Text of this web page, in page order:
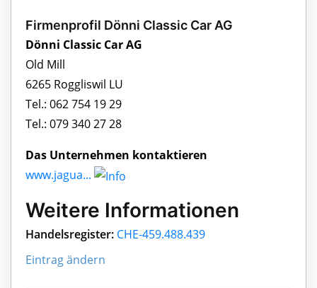
Firmenprofil Dönni Classic Car AG
Dönni Classic Car AG
Old Mill
6265 Roggliswil LU
Tel.: 062 754 19 29
Tel.: 079 340 27 28
Das Unternehmen kontaktieren
www.jagua...
Weitere Informationen
Handelsregister: CHE-459.488.439
Eintrag ändern